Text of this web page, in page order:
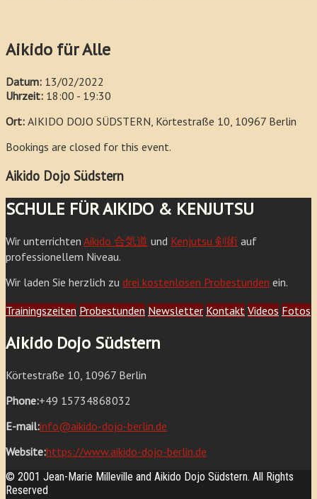
Aikido für Alle
Datum: 13/02/2022
Uhrzeit: 18:00 - 19:30
Ort: AIKIDO DOJO SÜDSTERN, Körtestraße 10, 10967 Berlin
Bookings are closed for this event.
Aikido Dojo Südstern
SCHULE FÜR AIKIDO & KENJUTSU
Wir unterrichten Aikido 合気道 und Kenjutsu 剣術 auf
professionellem Niveau.
Wir laden Sie herzlich zu drei kostenlosen Probestunden ein.
Trainingszeiten Probestunden Newsletter Kontakt Videos Fotos
Aikido Dojo Südstern
Körtestraße 10, 10967 Berlin
Phone:+49 15734868032
E-mail:info@aikido-dojo-berlin.de
Website:https://www.aikido-dojo-berlin.de
© 2001 Jean-Marie Milleville and Aikido Dojo Südstern. All Rights
Reserved